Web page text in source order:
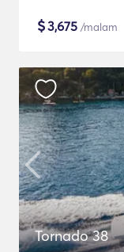
$3,675 /malam
Tornado 38